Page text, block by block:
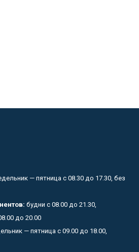
— пятница с 08.30 до 17.30, без
будни с 08.00 до 21.30,
до 20.00
— пятница с 09.00 до 18.00,